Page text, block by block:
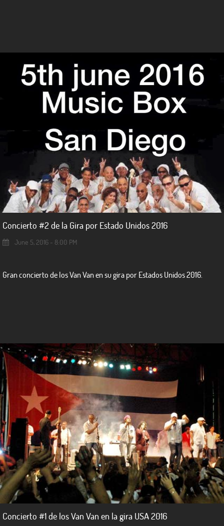
Concierto #2 de la Gira por Estado Unidos 2016
June 5, 2016 - 8:00 PM
Gran concierto de los Van Van en su gira por Estados Unidos 2016.
Concierto #1 de los Van Van en la gira USA 2016